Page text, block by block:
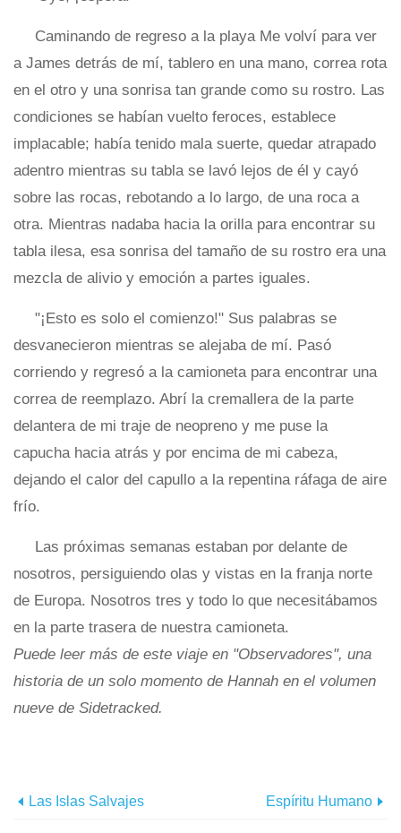
Caminando de regreso a la playa Me volví para ver
a James detrás de mí, tablero en una mano, correa rota
en el otro y una sonrisa tan grande como su rostro. Las
condiciones se habían vuelto feroces, establece
implacable; había tenido mala suerte, quedar atrapado
adentro mientras su tabla se lavó lejos de él y cayó
sobre las rocas, rebotando a lo largo, de una roca a
otra. Mientras nadaba hacia la orilla para encontrar su
tabla ilesa, esa sonrisa del tamaño de su rostro era una
mezcla de alivio y emoción a partes iguales.
"¡Esto es solo el comienzo!" Sus palabras se
desvanecieron mientras se alejaba de mí. Pasó
corriendo y regresó a la camioneta para encontrar una
correa de reemplazo. Abrí la cremallera de la parte
delantera de mi traje de neopreno y me puse la
capucha hacia atrás y por encima de mi cabeza,
dejando el calor del capullo a la repentina ráfaga de aire
frío.
Las próximas semanas estaban por delante de
nosotros, persiguiendo olas y vistas en la franja norte
de Europa. Nosotros tres y todo lo que necesitábamos
en la parte trasera de nuestra camioneta.
Puede leer más de este viaje en "Observadores", una
historia de un solo momento de Hannah en el volumen
nueve de Sidetracked.
Las Islas Salvajes Espíritu Humano